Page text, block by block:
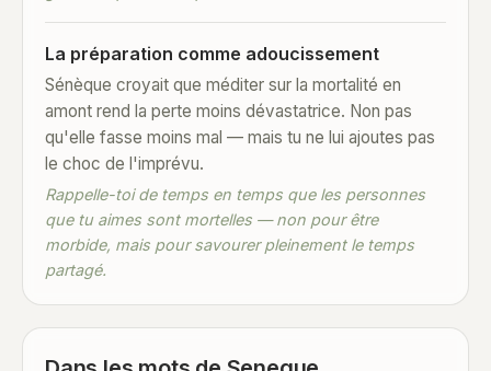
La préparation comme adoucissement
Sénèque croyait que méditer sur la mortalité en
amont rend la perte moins dévastatrice. Non pas
qu'elle fasse moins mal — mais tu ne lui ajoutes pas
le choc de l'imprévu.
Rappelle-toi de temps en temps que les personnes
que tu aimes sont mortelles — non pour être
morbide, mais pour savourer pleinement le temps
partagé.